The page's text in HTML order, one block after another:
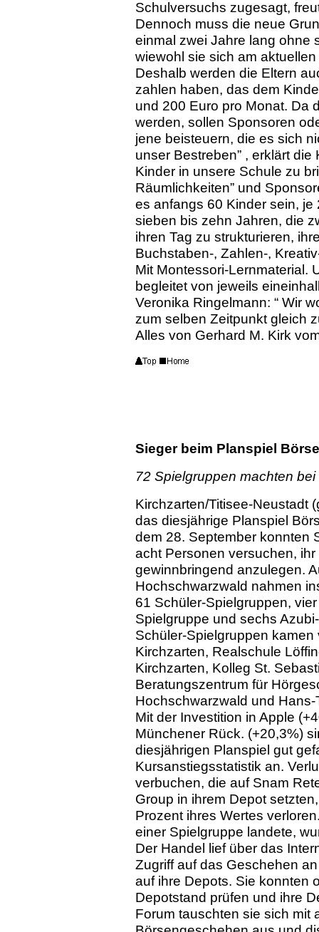
Schulversuchs zugesagt,
Dennoch muss die neue
einmal zwei Jahre lang ohne
wiewohl sie sich am
Deshalb werden die Eltern
zahlen haben, das dem
und 200 Euro pro Monat. Da
werden, sollen Sponsoren
jene beisteuern, die es sich
unser Bestreben” , erklärt
Kinder in unsere Schule zu
Räumlichkeiten” und
es anfangs 60 Kinder sein,
sieben bis zehn Jahren, die
ihren Tag zu strukturieren,
Buchstaben-, Zahlen-,
Mit Montessori-Lernmaterial.
begleitet von jeweils
Veronika Ringelmann: “ Wir
zum selben Zeitpunkt gleich
Alles von Gerhard M. Kirk
Sieger beim Planspiel
72 Spielgruppen machten
Kirchzarten/Titisee-Neustadt
das diesjährige Planspiel
dem 28. September konnten
acht Personen versuchen,
gewinnbringend anzulegen.
Hochschwarzwald nahmen
61 Schüler-Spielgruppen,
Spielgruppe und sechs
Schüler-Spielgruppen
Kirchzarten, Realschule
Kirchzarten, Kolleg St.
Beratungszentrum für
Hochschwarzwald und
Mit der Investition in Apple
Münchener Rück. (+20,3%)
diesjährigen Planspiel gut
Kursanstiegsstatistik an.
verbuchen, die auf Snam
Group in ihrem Depot
Prozent ihres Wertes
einer Spielgruppe landete,
Der Handel lief über das
Zugriff auf das Geschehen
auf ihre Depots. Sie konnten
Depotstand prüfen und ihre
Forum tauschten sie sich mit